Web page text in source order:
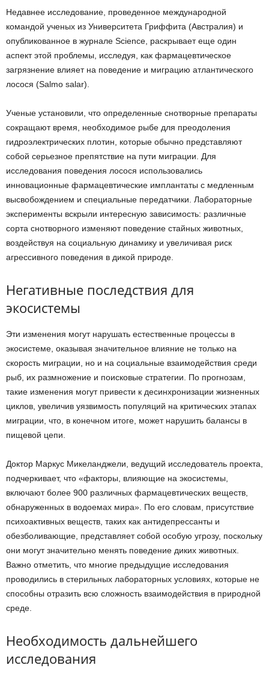
Недавнее исследование, проведенное международной
командой ученых из Университета Гриффита (Австралия) и
опубликованное в журнале Science, раскрывает еще один
аспект этой проблемы, исследуя, как фармацевтическое
загрязнение влияет на поведение и миграцию атлантического
лосося (Salmo salar).
Ученые установили, что определенные снотворные препараты
сокращают время, необходимое рыбе для преодоления
гидроэлектрических плотин, которые обычно представляют
собой серьезное препятствие на пути миграции. Для
исследования поведения лосося использовались
инновационные фармацевтические имплантаты с медленным
высвобождением и специальные передатчики. Лабораторные
эксперименты вскрыли интересную зависимость: различные
сорта снотворного изменяют поведение стайных животных,
воздействуя на социальную динамику и увеличивая риск
агрессивного поведения в дикой природе.
Негативные последствия для
экосистемы
Эти изменения могут нарушать естественные процессы в
экосистеме, оказывая значительное влияние не только на
скорость миграции, но и на социальные взаимодействия среди
рыб, их размножение и поисковые стратегии. По прогнозам,
такие изменения могут привести к десинхронизации жизненных
циклов, увеличив уязвимость популяций на критических этапах
миграции, что, в конечном итоге, может нарушить балансы в
пищевой цепи.
Доктор Маркус Микеланджели, ведущий исследователь проекта,
подчеркивает, что «факторы, влияющие на экосистемы,
включают более 900 различных фармацевтических веществ,
обнаруженных в водоемах мира». По его словам, присутствие
психоактивных веществ, таких как антидепрессанты и
обезболивающие, представляет собой особую угрозу, поскольку
они могут значительно менять поведение диких животных.
Важно отметить, что многие предыдущие исследования
проводились в стерильных лабораторных условиях, которые не
способны отразить всю сложность взаимодействия в природной
среде.
Необходимость дальнейшего
исследования